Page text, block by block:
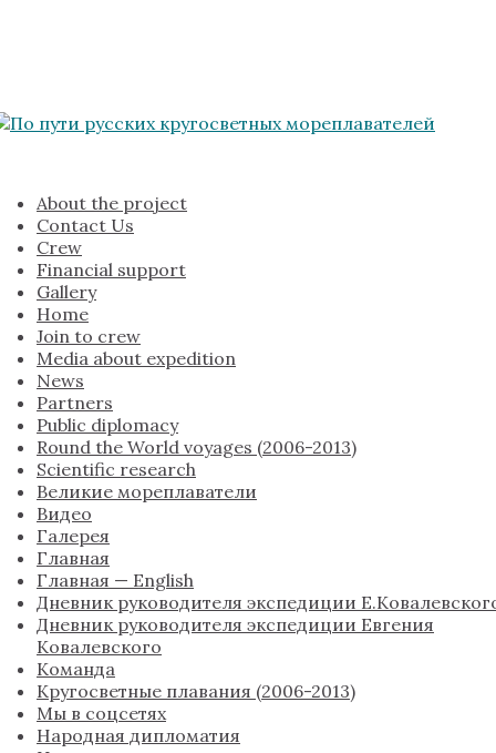
About the project
Contact Us
Crew
Financial support
Gallery
Home
Join to crew
Media about expedition
News
Partners
Public diplomacy
Round the World voyages (2006-2013)
Scientific research
Великие мореплаватели
Видео
Галерея
Главная
Главная — English
Дневник руководителя экспедиции
Дневник руководителя экспедиции Евгения
Ковалевского
Команда
Кругосветные плавания (2006-2013)
Мы в соцсетях
Народная дипломатия